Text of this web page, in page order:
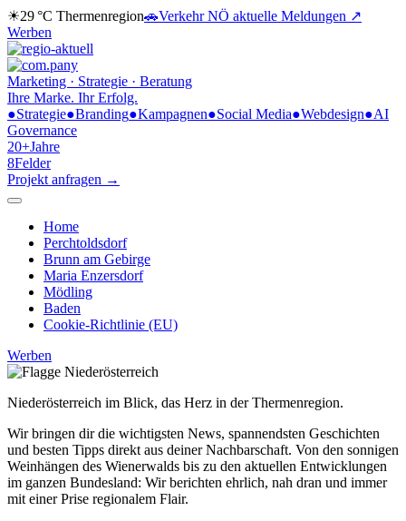
☀29 °C Thermenregion🚗Verkehr NÖ aktuelle Meldungen ↗
Werben
Marketing · Strategie · Beratung
Ihre Marke. Ihr Erfolg.
●Strategie●Branding●Kampagnen●Social Media●Webdesign●AI
Governance
20+Jahre
8Felder
Projekt anfragen →
Home
Perchtoldsdorf
Brunn am Gebirge
Maria Enzersdorf
Mödling
Baden
Cookie-Richtlinie (EU)
Werben
Niederösterreich im Blick, das Herz in der Thermenregion.
Wir bringen dir die wichtigsten News, spannendsten Geschichten
und besten Tipps direkt aus deiner Nachbarschaft. Von den sonnigen
Weinhängen des Wienerwalds bis zu den aktuellen Entwicklungen
im ganzen Bundesland: Wir berichten ehrlich, nah dran und immer
mit einer Prise regionalem Flair.